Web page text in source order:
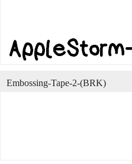
Embossing-Tape-2-(BRK)